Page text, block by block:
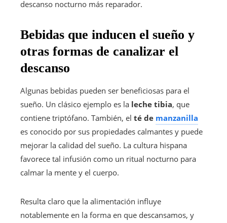
descanso nocturno más reparador.
Bebidas que inducen el sueño y
otras formas de canalizar el
descanso
Algunas bebidas pueden ser beneficiosas para el
sueño. Un clásico ejemplo es la leche tibia, que
contiene triptófano. También, el té de manzanilla
es conocido por sus propiedades calmantes y puede
mejorar la calidad del sueño. La cultura hispana
favorece tal infusión como un ritual nocturno para
calmar la mente y el cuerpo.
Resulta claro que la alimentación influye
notablemente en la forma en que descansamos, y